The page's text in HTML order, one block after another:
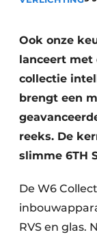
Privacy /
Video’s
Ook onze
lanceert met
collectie
brengt een
reeks. De
slimme 6TH
De W6
RVS en glas.